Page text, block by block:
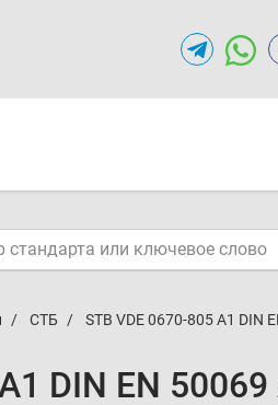
СТБ STB VDE 0670-805 A1 DIN
DIN EN